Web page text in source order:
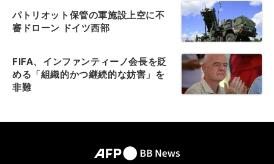
パトリオット保管の軍施設上空に不
審ドローン ドイツ西部
FIFA、インファンティーノ会長を貶
める「組織的かつ継続的な妨害」を
非難